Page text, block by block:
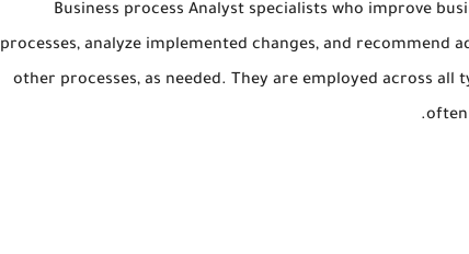
Business process Analyst specialists who improve
processes, analyze implemented changes, and recommend
other processes, as needed. They are employed across